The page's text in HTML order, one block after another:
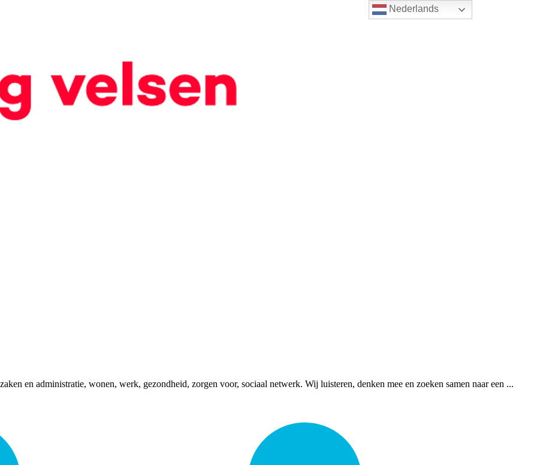
Nederlands
en administratie, wonen, werk, gezondheid, zorgen voor, sociaal netwerk. Wij luisteren, denken mee en zoeken samen naar een ...